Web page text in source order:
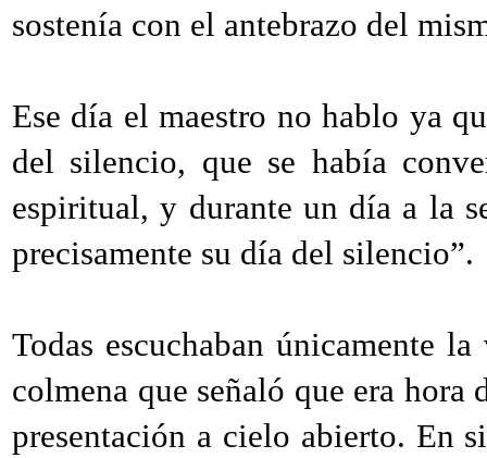
sostenía con el antebrazo del
Ese día el maestro no hablo ya
del silencio, que se había
espiritual, y durante un día a la
precisamente su día del silencio”.
Todas escuchaban únicamente
colmena que señaló que era
presentación a cielo abierto. En